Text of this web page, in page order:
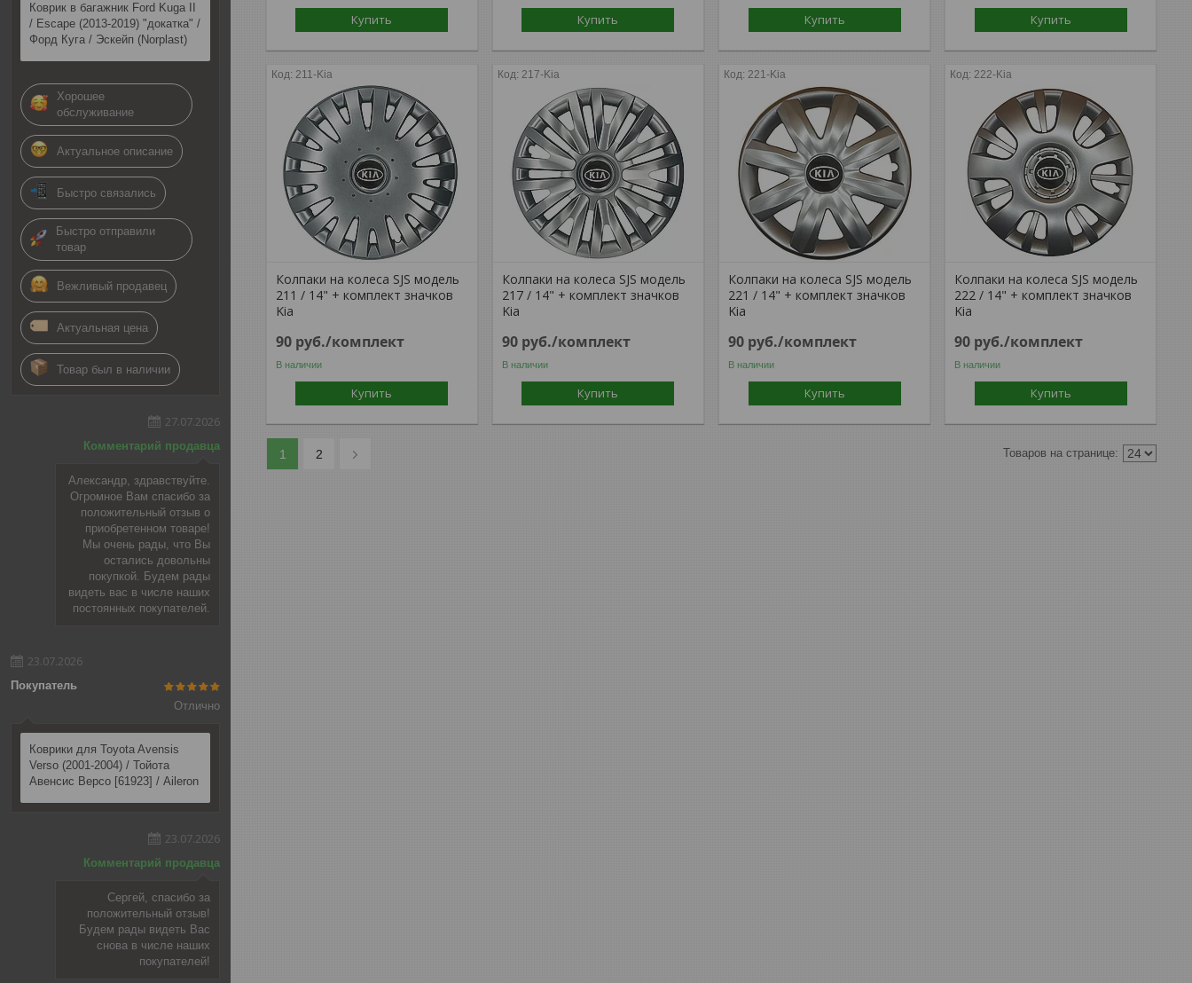
Коврик в багажник Ford Kuga II
/ Escape (2013-2019) "докатка" /
Форд Куга / Эскейп (Norplast)
Хорошее
обслуживание
Актуальное описание
Быстро связались
Быстро отправили
товар
Вежливый продавец
Актуальная цена
Товар был в наличии
27.07.2026
Комментарий продавца
Александр, здравствуйте.
Огромное Вам спасибо за
положительный отзыв о
приобретенном товаре!
Мы очень рады, что Вы
остались довольны
покупкой. Будем рады
видеть вас в числе наших
постоянных покупателей.
23.07.2026
Покупатель
Отлично
Коврики для Toyota Avensis
Verso (2001-2004) / Тойота
Авенсис Версо [61923] / Aileron
23.07.2026
Комментарий продавца
Сергей, спасибо за
положительный отзыв!
Будем рады видеть Вас
снова в числе наших
покупателей!
Купить Купить Купить Купить
211-Kia
Колпаки на колеса SJS модель
211 / 14" + комплект значков
Kia
90 руб./комплект
В наличии
Купить
217-Kia
Колпаки на колеса SJS модель
217 / 14" + комплект значков
Kia
90 руб./комплект
В наличии
Купить
221-Kia
Колпаки на колеса SJS модель
221 / 14" + комплект значков
Kia
90 руб./комплект
В наличии
Купить
222-Kia
Колпаки на колеса SJS модель
222 / 14" + комплект значков
Kia
90 руб./комплект
В наличии
Купить
1 2